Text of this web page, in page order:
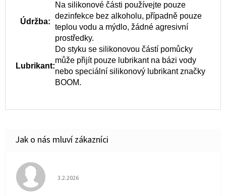
Údržba:
Na silikonové části používejte pouze
dezinfekce bez alkoholu, případně pouze
teplou vodu a mýdlo, žádné agresivní
prostředky.
Lubrikant:
Do styku se silikonovou částí pomůcky
může přijít pouze lubrikant na bázi vody
nebo speciální silikonový lubrikant značky
BOOM.
Hodnocení obchodu je 5 z 5 hvězdiček.
3.2.2026